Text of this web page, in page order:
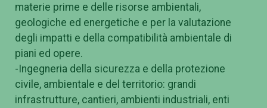
materie prime e delle risorse ambientali,
geologiche ed energetiche e per la valutazione
degli impatti e della compatibilità ambientale di
piani ed opere.
-Ingegneria della sicurezza e della protezione
civile, ambientale e del territorio: grandi
infrastrutture, cantieri, ambienti industriali, enti